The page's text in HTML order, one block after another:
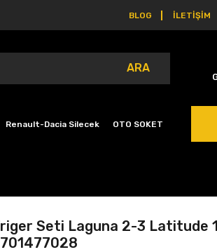
BLOG İLETİŞİM
ARA
Renault-Dacia Silecek OTO SOKET
Seti Laguna 2-3 Latitude